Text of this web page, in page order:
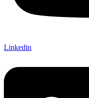
Linkedin